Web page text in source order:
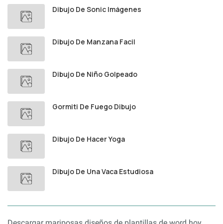
Dibujo De Sonic Imágenes
Dibujo De Manzana Facil
Dibujo De Niño Golpeado
Gormiti De Fuego Dibujo
Dibujo De Hacer Yoga
Dibujo De Una Vaca Estudiosa